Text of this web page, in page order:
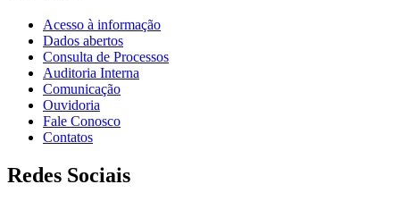
Acesso à informação
Dados abertos
Consulta de Processos
Auditoria Interna
Comunicação
Ouvidoria
Fale Conosco
Contatos
Redes Sociais